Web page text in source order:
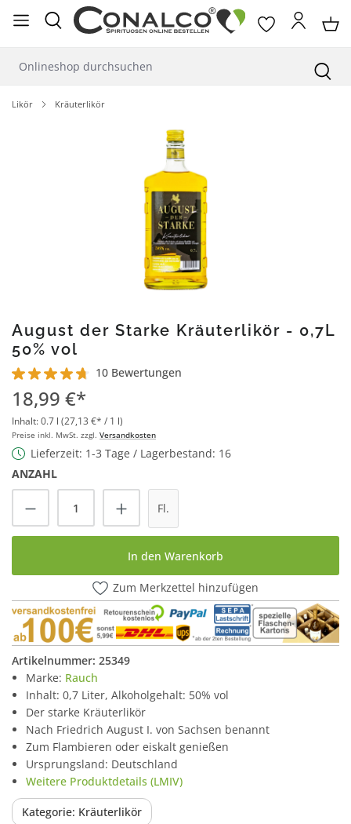
springen
Likör Kräuterlikör
August der Starke Kräuterlikör - 0,7L
50% vol
Durchschnittliche Bewertung von 4.8 von 5 Sternen
10 Bewertungen
18,99 €*
Inhalt:0.7 l (27,13 €* / 1 l)
Preise inkl. MwSt. zzgl. Versandkosten
Lieferzeit: 1-3 Tage / Lagerbestand: 16
ANZAHL
Produkt Anzahl: Gib den gewünschten
Fl.
In den Warenkorb
Zum Merkzettel hinzufügen
Artikelnummer: 25349
Marke: Rauch
Inhalt: 0,7 Liter, Alkoholgehalt: 50% vol
Der starke Kräuterlikör
Nach Friedrich August I. von Sachsen benannt
Zum Flambieren oder eiskalt genießen
Ursprungsland: Deutschland
Weitere Produktdetails (LMIV)
Kategorie: Kräuterlikör